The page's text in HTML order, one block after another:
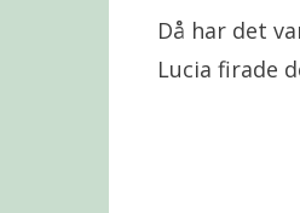
Då har det
Lucia firade